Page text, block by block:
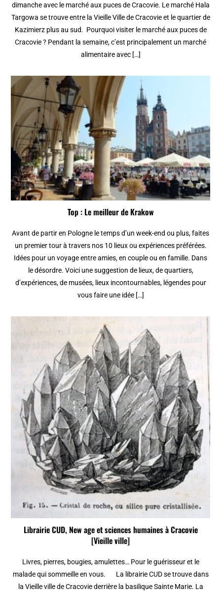
dimanche avec le marché aux puces de Cracovie. Le marché Hala
Targowa se trouve entre la Vieille Ville de Cracovie et le quartier de
Kazimierz plus au sud. Pourquoi visiter le marché aux puces de
Cracovie ? Pendant la semaine, c’est principalement un marché
alimentaire avec […]
Top : Le meilleur de Krakow
Avant de partir en Pologne le temps d’un week-end ou plus, faites
un premier tour à travers nos 10 lieux ou expériences préférées.
Idées pour un voyage entre amies, en couple ou en famille. Dans
le désordre. Voici une suggestion de lieux, de quartiers,
d’expériences, de musées, lieux incontournables, légendes pour
vous faire une idée […]
Librairie CUD, New age et sciences humaines à Cracovie
[Vieille ville]
Livres, pierres, bougies, amulettes… Pour le guérisseur et le
malade qui sommeille en vous. La librairie CUD se trouve dans
la Vieille ville de Cracovie derrière la basilique Sainte Marie. La